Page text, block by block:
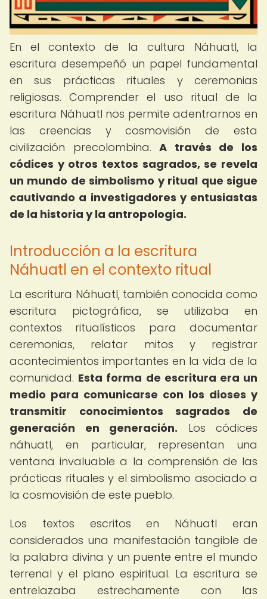
En el contexto de la cultura Náhuatl, la
escritura desempeñó un papel fundamental
en sus prácticas rituales y ceremonias
religiosas. Comprender el uso ritual de la
escritura Náhuatl nos permite adentrarnos en
las creencias y cosmovisión de esta
civilización precolombina.A través de los
códices y otros textos sagrados, se revela
un mundo de simbolismo y ritual que sigue
cautivando a investigadores y entusiastas
de la historia y la antropología.
Introducción a la escritura
Náhuatl en el contexto ritual
La escritura Náhuatl, también conocida como
escritura pictográfica, se utilizaba en
contextos ritualísticos para documentar
ceremonias, relatar mitos y registrar
acontecimientos importantes en la vida de la
comunidad. Esta forma de escritura era un
medio para comunicarse con los dioses y
transmitir conocimientos sagrados de
generación en generación. Los códices
náhuatl, en particular, representan una
ventana invaluable a la comprensión de las
prácticas rituales y el simbolismo asociado a
la cosmovisión de este pueblo.
Los textos escritos en Náhuatl eran
considerados una manifestación tangible de
la palabra divina y un puente entre el mundo
terrenal y el plano espiritual. La escritura se
entrelazaba estrechamente con las